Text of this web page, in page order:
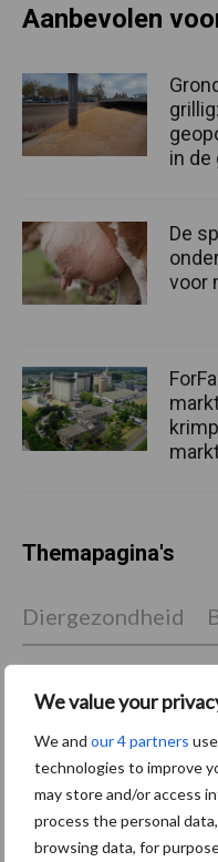
We value your
We and our 4 partners
technologies to improve
may store and/or access
process the personal
browsing data, for
Aanbevolen
in de
De
voor
Themapagina's
Diergezondheid
Derogatie